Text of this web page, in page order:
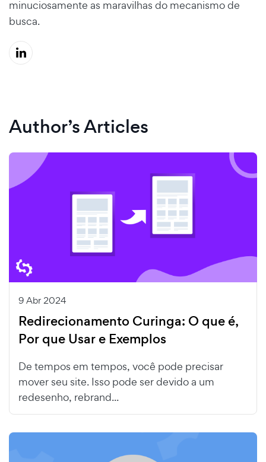
minuciosamente as maravilhas do mecanismo de
busca.
Author’s Articles
9 Abr 2024
Redirecionamento Curinga: O que é,
Por que Usar e Exemplos
De tempos em tempos, você pode precisar
mover seu site. Isso pode ser devido a um
redesenho, rebrand...